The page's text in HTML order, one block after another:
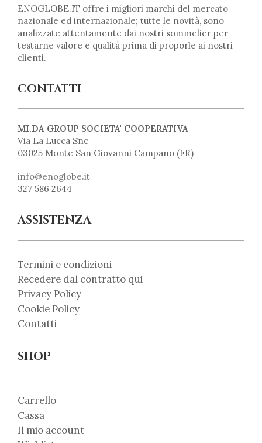
ENOGLOBE.IT offre i migliori marchi del mercato
nazionale ed internazionale; tutte le novità, sono
analizzate attentamente dai nostri sommelier per
testarne valore e qualità prima di proporle ai nostri
clienti.
CONTATTI
MI.DA GROUP SOCIETA' COOPERATIVA
Via La Lucca Snc
03025 Monte San Giovanni Campano (FR)
info@enoglobe.it
327 586 2644
ASSISTENZA
Termini e condizioni
Recedere dal contratto qui
Privacy Policy
Cookie Policy
Contatti
SHOP
Carrello
Cassa
Il mio account